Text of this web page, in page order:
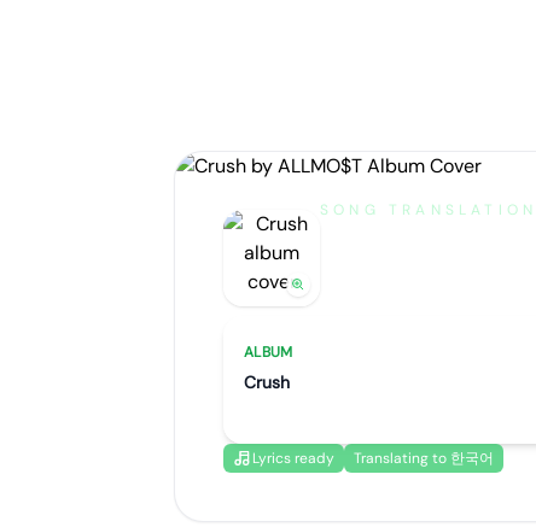
SONG TRANSLATION
ALBUM
Crush
Lyrics ready Translating to 한국어